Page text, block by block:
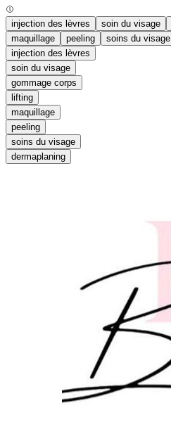
injection des lèvres soin du visage
maquillage
peeling soins du visage
injection des lèvres
soin du visage
gommage corps
lifting
maquillage
peeling
soins du visage
dermaplaning